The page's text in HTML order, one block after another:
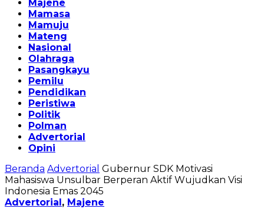
Majene
Mamasa
Mamuju
Mateng
Nasional
Olahraga
Pasangkayu
Pemilu
Pendidikan
Peristiwa
Politik
Polman
Advertorial
Opini
Beranda Advertorial Gubernur SDK Motivasi
Mahasiswa Unsulbar Berperan Aktif Wujudkan Visi
Indonesia Emas 2045
Advertorial, Majene